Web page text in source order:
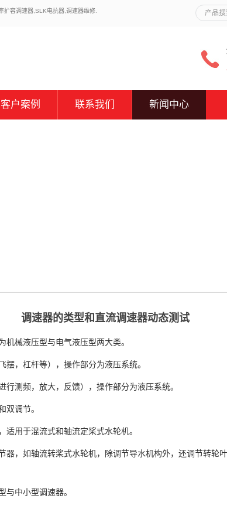
扩容调速器,SLK电抗器,调速器维修.
客户案例 联系我们 新闻中心
调速器的类型和直流调速器动态测试
械液压型与电气液压型两大类。
，杠杆等），操作部分为液压系统。
测频，放大，反馈），操作部分为液压系统。
调节。
用于混流式和轴流定桨式水轮机。
，如轴流转桨式水轮机，除调节导水机构外，还调节转轮
中小型调速器。